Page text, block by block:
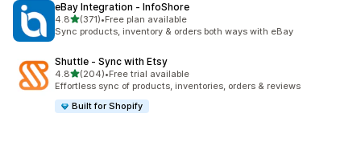
eBay Integration ‑ InfoShore
4.85つ星中
(371)
合計レビュー数：371件
•Free plan available
Sync products, inventory & orders both ways with eBay
Shuttle ‑ Sync with Etsy
4.85つ星中
(204)
合計レビュー数：204件
•Free trial available
Effortless sync of products, inventories, orders & reviews
Built for Shopify